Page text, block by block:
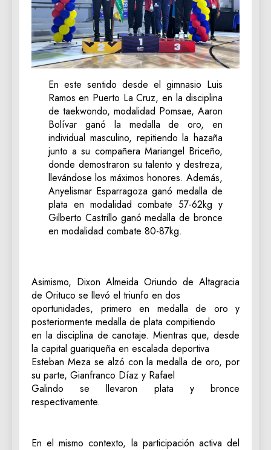
En este sentido desde el gimnasio Luis
Ramos en Puerto La Cruz, en la disciplina
de taekwondo, modalidad Pomsae, Aaron
Bolívar ganó la medalla de oro, en
individual masculino, repitiendo la hazaña
junto a su compañera Mariangel Briceño,
donde demostraron su talento y destreza,
llevándose los máximos honores. Además,
Anyelismar Esparragoza ganó medalla de
plata en modalidad combate 57-62kg y
Gilberto Castrillo ganó medalla de bronce
en modalidad combate 80-87kg.
Asimismo, Dixon Almeida Oriundo de Altagracia
de Orituco se llevó el triunfo en dos
oportunidades, primero en medalla de oro y
posteriormente medalla de plata compitiendo
en la disciplina de canotaje. Mientras que, desde
la capital guariqueña en escalada deportiva
Esteban Meza se alzó con la medalla de oro, por
su parte, Gianfranco Díaz y Rafael
Galindo se llevaron plata y bronce
respectivamente.
En el mismo contexto, la participación activa del